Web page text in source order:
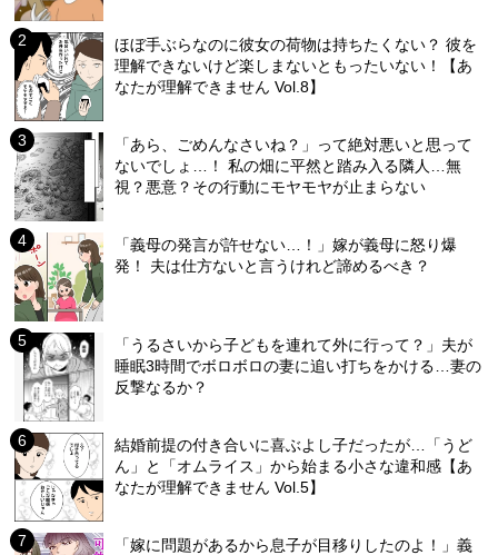
ほぼ手ぶらなのに彼女の荷物は持ちたくない？ 彼を
理解できないけど楽しまないともったいない！【あ
なたが理解できません Vol.8】
「あら、ごめんなさいね？」って絶対悪いと思って
ないでしょ…！ 私の畑に平然と踏み入る隣人…無
視？悪意？その行動にモヤモヤが止まらない
「義母の発言が許せない…！」嫁が義母に怒り爆
発！ 夫は仕方ないと言うけれど諦めるべき？
「うるさいから子どもを連れて外に行って？」夫が
睡眠3時間でボロボロの妻に追い打ちをかける…妻の
反撃なるか？
結婚前提の付き合いに喜ぶよし子だったが…「うど
ん」と「オムライス」から始まる小さな違和感【あ
なたが理解できません Vol.5】
「嫁に問題があるから息子が目移りしたのよ！」義